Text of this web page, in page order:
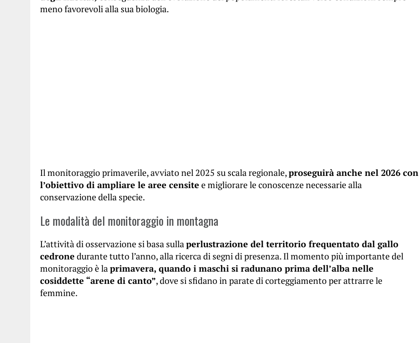
meno favorevoli alla sua biologia.
Il monitoraggio primaverile, avviato nel 2025 su scala regionale,proseguirà anche nel 2026 con
l’obiettivo di ampliare le aree censite e migliorare le conoscenze necessarie alla
conservazione della specie.
Le modalità del monitoraggio in montagna
L’attività di osservazione si basa sullaperlustrazione del territorio frequentato dal gallo
cedrone durante tutto l’anno, alla ricerca di segni di presenza. Il momento più importante del
monitoraggio è laprimavera, quando i maschi si radunano prima dell’alba nelle
cosiddette “arene di canto”, dove si sfidano in parate di corteggiamento per attrarre le
femmine.